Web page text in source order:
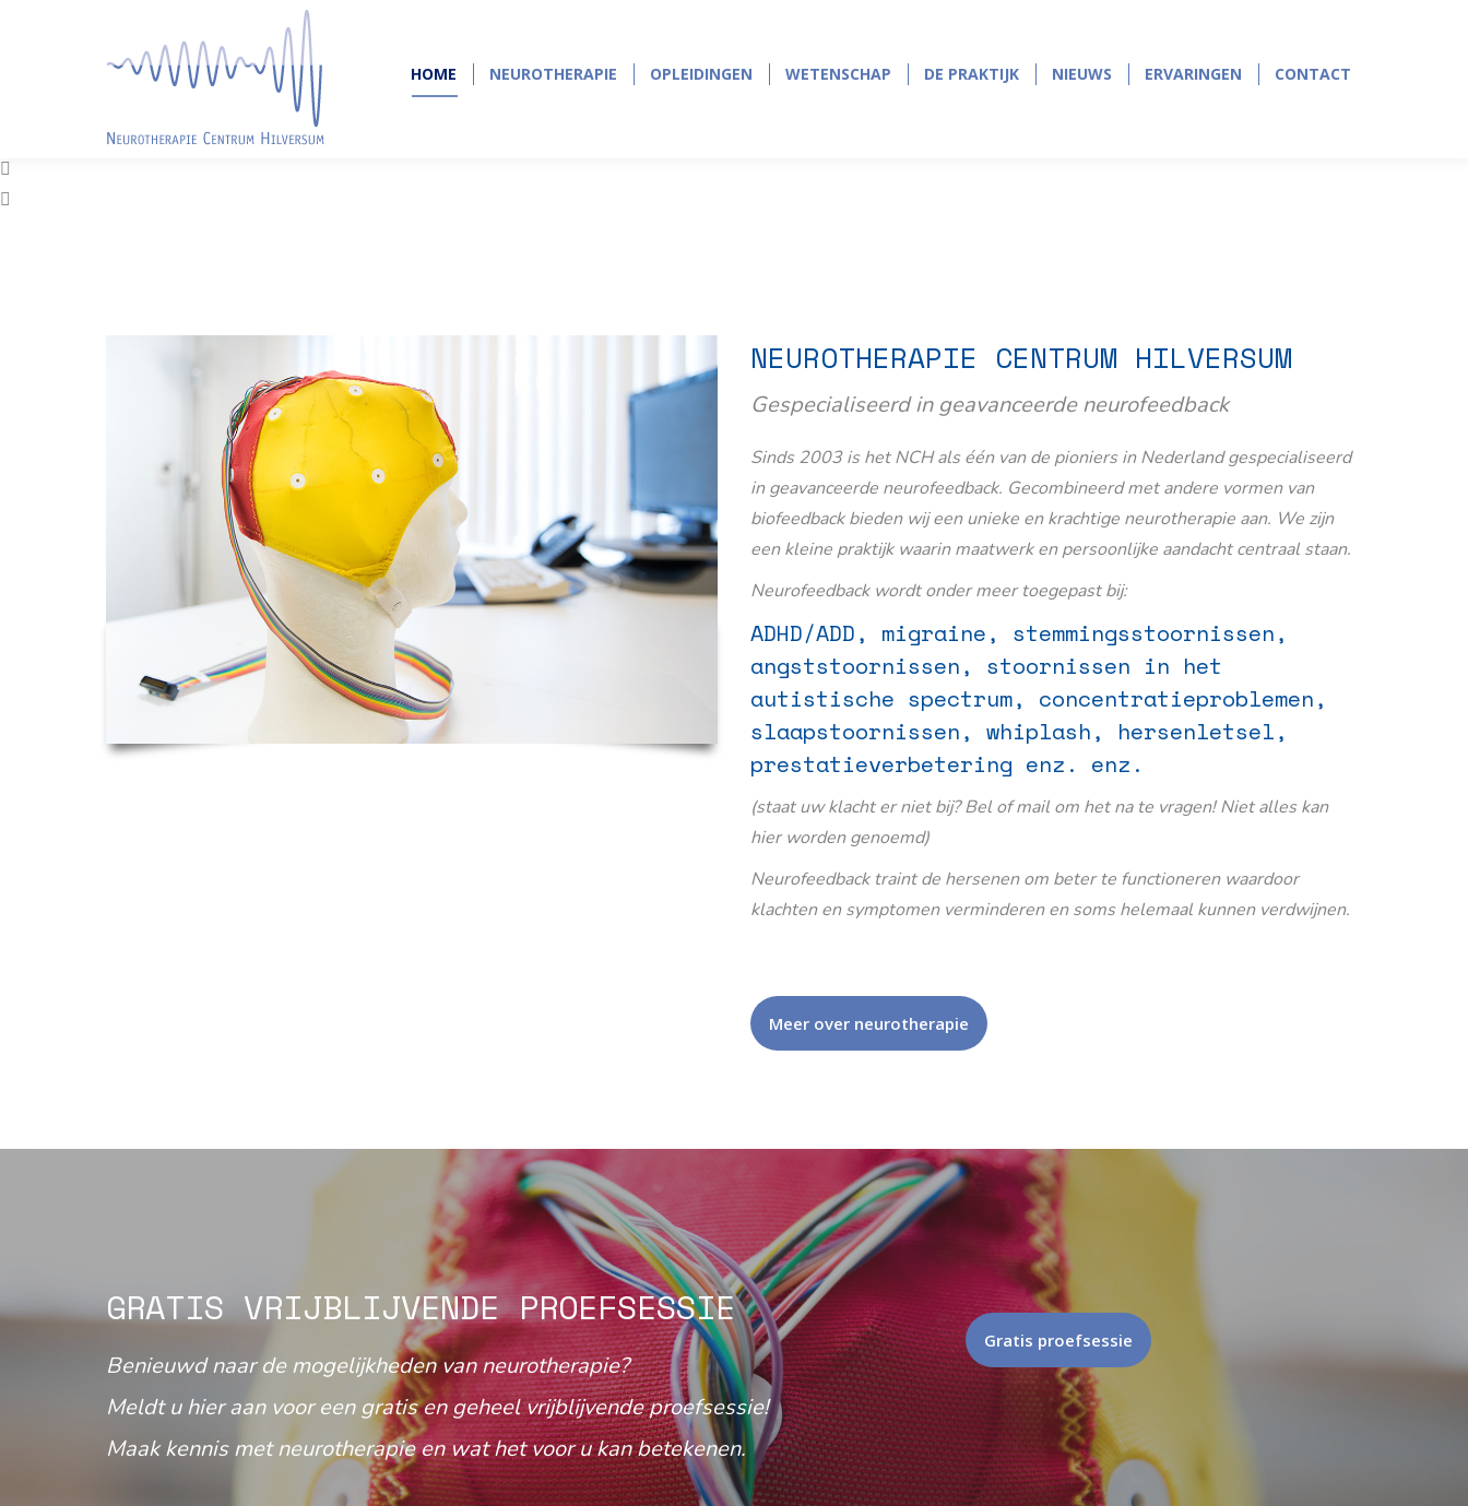
in
in
HOME NEUROTHERAPIE OPLEIDINGEN WETENSCHAP DE PRAKTIJK NIEUWS ERVARINGEN CONTACT
NEUROTHERAPIE CENTRUM HILVERSUM
Gespecialiseerd in geavanceerde neurofeedback
Sinds 2003 is het NCH als één van de pioniers in Nederland gespecialiseerd
in geavanceerde neurofeedback. Gecombineerd met andere vormen van
biofeedback bieden wij een unieke en krachtige neurotherapie aan. We zijn
een kleine praktijk waarin maatwerk en persoonlijke aandacht centraal staan.
Neurofeedback wordt onder meer toegepast bij:
ADHD/ADD, migraine, stemmingsstoornissen,
angststoornissen, stoornissen in het
autistische spectrum, concentratieproblemen,
slaapstoornissen, whiplash, hersenletsel,
prestatieverbetering enz. enz.
(staat uw klacht er niet bij? Bel of mail om het na te vragen! Niet alles kan
hier worden genoemd)
Neurofeedback traint de hersenen om beter te functioneren waardoor
klachten en symptomen verminderen en soms helemaal kunnen verdwijnen.
Meer over neurotherapie
GRATIS VRIJBLIJVENDE PROEFSESSIE
Benieuwd naar de mogelijkheden van neurotherapie?
Meldt u hier aan voor een gratis en geheel vrijblijvende proefsessie!
Maak kennis met neurotherapie en wat het voor u kan betekenen.
Gratis proefsessie
HOME NEUROTHERAPIE OPLEIDINGEN WETENSCHAP DE PRAKTIJK NIEUWS ERVARINGEN CONTACT